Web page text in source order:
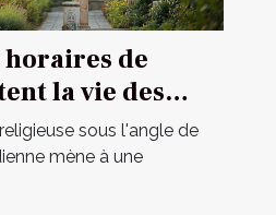
horaires de
la vie des
sous l'angle de
mène à une